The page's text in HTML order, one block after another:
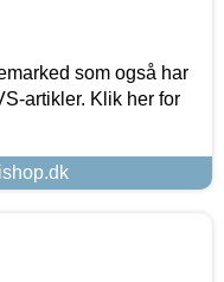
som også har
artikler. Klik her for